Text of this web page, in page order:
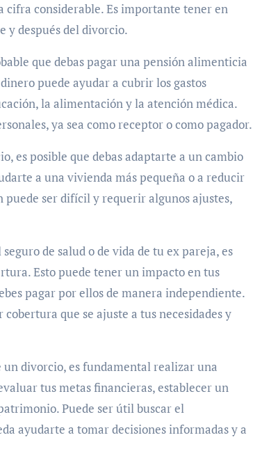
cifra considerable. Es importante tener en
y después del divorcio.
que debas pagar una pensión alimenticia
puede ayudar a cubrir los gastos
la alimentación y la atención médica.
ya sea como receptor o como pagador.
es posible que debas adaptarte a un cambio
a una vivienda más pequeña o a reducir
ser difícil y requerir algunos ajustes,
de salud o de vida de tu ex pareja, es
Esto puede tener un impacto en tus
pagar por ellos de manera independiente.
que se ajuste a tus necesidades y
divorcio, es fundamental realizar una
tus metas financieras, establecer un
Puede ser útil buscar el
ayudarte a tomar decisiones informadas y a